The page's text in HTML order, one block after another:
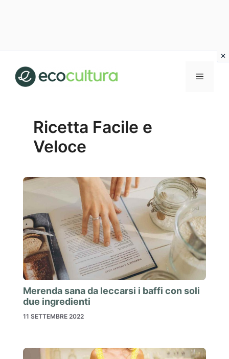
contenuto
MENU
Ricetta Facile e
Veloce
Merenda sana da leccarsi i baffi con soli
due ingredienti
11 SETTEMBRE 2022